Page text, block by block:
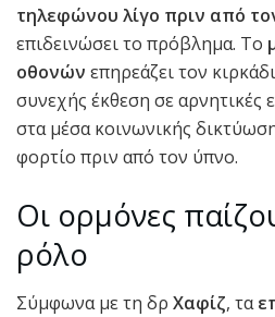
τηλεφώνου λίγο πριν από
επιδεινώσει το πρόβλημα. Το
οθονών επηρεάζει τον
συνεχής έκθεση σε αρνητικές
στα μέσα κοινωνικής
φορτίο πριν από τον ύπνο.
Οι ορμόνες
ρόλο
Σύμφωνα με τη δρ Χαφίζ, τα